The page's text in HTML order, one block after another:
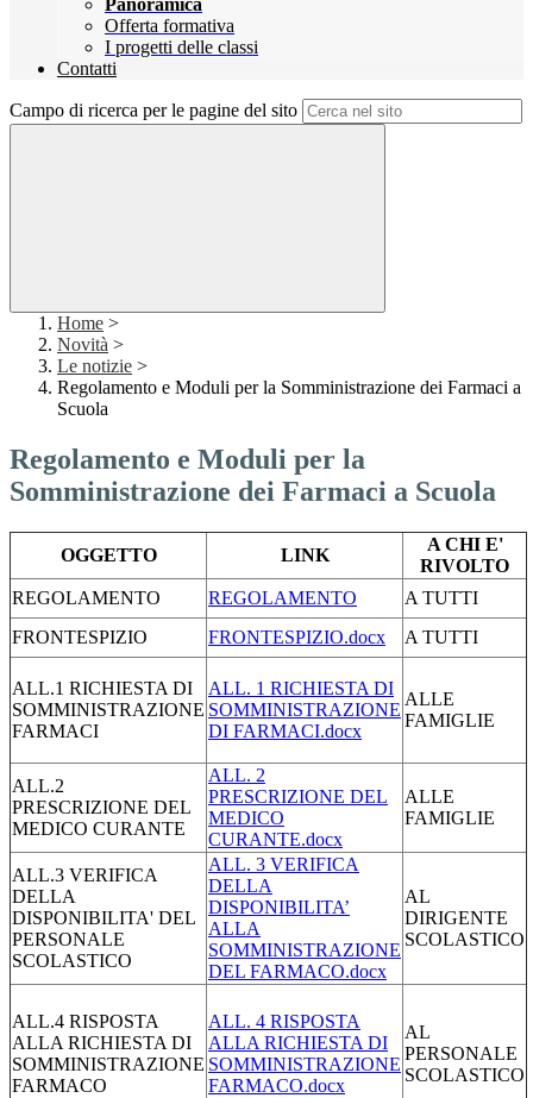
Panoramica
Offerta formativa
I progetti delle classi
Contatti
Campo di ricerca per le pagine del sito
Home >
Novità >
Le notizie >
Regolamento e Moduli per la Somministrazione dei Farmaci a
Scuola
Regolamento e Moduli per la
Somministrazione dei Farmaci a Scuola
OGGETTO LINK
A CHI E'
RIVOLTO
REGOLAMENTO
REGOLAMENTO
A TUTTI
FRONTESPIZIO
FRONTESPIZIO.docx A TUTTI
ALL.1 RICHIESTA DI
SOMMINISTRAZIONE
FARMACI
ALL. 1 RICHIESTA DI
SOMMINISTRAZIONE
DI FARMACI.docx
ALLE
FAMIGLIE
ALL.2
PRESCRIZIONE DEL
MEDICO CURANTE
ALL. 2
PRESCRIZIONE DEL
MEDICO
CURANTE.docx
ALLE
FAMIGLIE
ALL.3 VERIFICA
DELLA
DISPONIBILITA' DEL
PERSONALE
SCOLASTICO
ALL. 3 VERIFICA
DELLA
DISPONIBILITA’
ALLA
SOMMINISTRAZIONE
DEL FARMACO.docx
AL
DIRIGENTE
SCOLASTICO
ALL.4 RISPOSTA
ALLA RICHIESTA DI
SOMMINISTRAZIONE
FARMACO
ALL. 4 RISPOSTA
ALLA RICHIESTA DI
SOMMINISTRAZIONE
FARMACO.docx
AL
PERSONALE
SCOLASTICO